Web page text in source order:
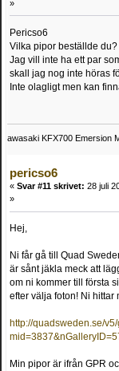
»
Pericso6
Vilka pipor beställde du?
Jag vill inte ha ett par
skall jag nog inte höras
Inte olagligt men kan
awasaki KFX700 Emersion
pericso6
« Svar #11 skrivet: 28 juli
»
Hej,
Ni får gå till Quad
är sånt jäkla meck att
om ni kommer till första
efter välja foton! Ni hittar
http://quadsweden.se/
Min pipor är ifrån GPR